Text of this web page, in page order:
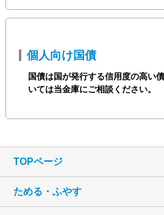
個人向け国債
国債は国が発行する信用度の高い
いては当金庫にご相談ください。
TOPページ
ためる・ふやす